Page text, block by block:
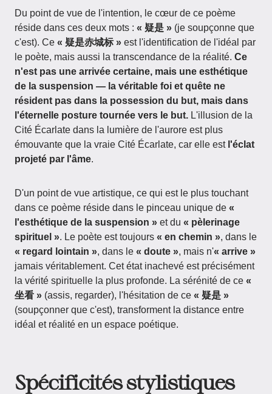
Du point de vue de l'intention, le cœur de ce poème
réside dans ces deux mots : « 疑是 » (je soupçonne que
c'est). Ce « 疑是赤城标 » est l'identification de l'idéal par
le poète, mais aussi la transcendance de la réalité. Ce
n'est pas une arrivée certaine, mais une esthétique
de la suspension — la véritable foi et quête ne
résident pas dans la possession du but, mais dans
l'éternelle posture tournée vers le but. L'illusion de la
Cité Écarlate dans la lumière de l'aurore est plus
émouvante que la vraie Cité Écarlate, car elle est l'éclat
projeté par l'âme.
D'un point de vue artistique, ce qui est le plus touchant
dans ce poème réside dans le pinceau unique de «
l'esthétique de la suspension » et du « pèlerinage
spirituel ». Le poète est toujours « en chemin », dans le
« regard lointain », dans le « doute », mais n'« arrive »
jamais véritablement. Cet état inachevé est précisément
la vérité spirituelle la plus profonde. La sérénité de ce «
坐看 » (assis, regarder), l'hésitation de ce « 疑是 »
(soupçonner que c'est), transforment la distance entre
idéal et réalité en un espace poétique.
Spécificités stylistiques